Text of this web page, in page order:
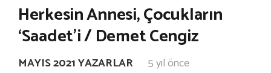
Herkesin Annesi, Çocukların
‘Saadet’i / Demet Cengiz
MAYIS 2021 YAZARLAR 5 yıl önce